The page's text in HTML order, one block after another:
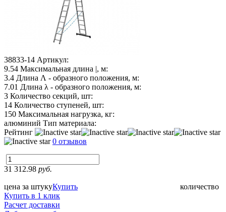
38833-14 Артикул:
9.54 Максимальная длина |, м:
3.4 Длина Λ - образного положения, м:
7.01 Длина λ - образного положения, м:
3 Количество секций, шт:
14 Количество ступеней, шт:
150 Максимальная нагрузка, кг:
алюминий Тип материала:
Рейтинг
0 отзывов
31 312.98 руб.
цена за штуку количество
Купить
Купить в 1 клик
Расчет доставки